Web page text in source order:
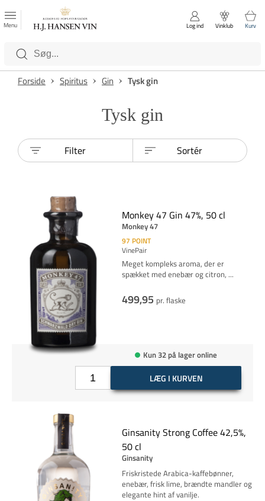
Luk
Kategorier
Menu Log ind Vinklub Kurv
Forside Spiritus Gin Tysk gin
Tysk gin
Filter Sortér
Monkey 47 Gin 47%, 50 cl
Monkey 47
97 POINT
VinePair
Meget kompleks aroma, der er
spækket med enebær og citron, ...
499,95 pr. flaske
Kun 32 på lager online
LÆG I KURVEN
Ginsanity Strong Coffee 42,5%,
50 cl
Ginsanity
Friskristede Arabica-kaffebønner,
enebær, frisk lime, brændte mandler og
elegante hint af vanilje.